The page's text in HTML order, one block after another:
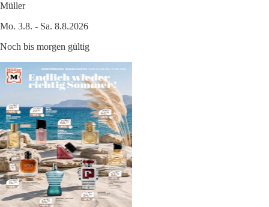
Müller
Mo. 3.8. - Sa. 8.8.2026
Noch bis morgen gültig